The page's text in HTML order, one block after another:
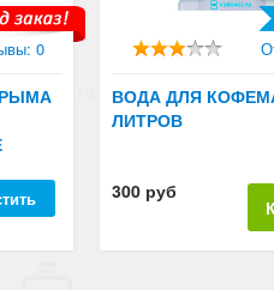
0
ВОДА ДЛЯ
ЛИТРОВ
300 руб